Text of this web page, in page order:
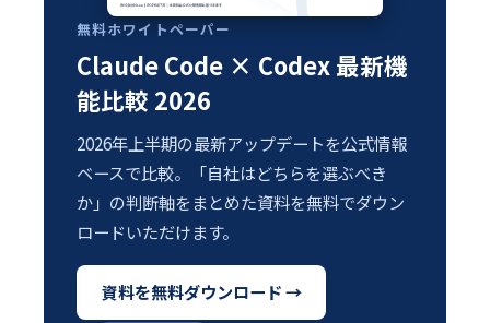
無料ホワイトペーパー
Claude Code × Codex 最新機
能比較 2026
2026年上半期の最新アップデートを公式情報
ベースで比較。「自社はどちらを選ぶべき
か」の判断軸をまとめた資料を無料でダウン
ロードいただけます。
資料を無料ダウンロード →